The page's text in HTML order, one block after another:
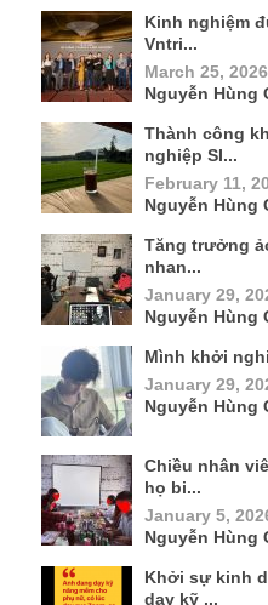
Kinh nghiệm
Vntri...
March 25, 2026
Nguyễn Hùng
Thành công
nghiệp SI...
February 11,
Nguyễn Hùng
Tăng trưởng
nhan...
January 29,
Nguyễn Hùng
Mình khởi
January 29,
Nguyễn Hùng
Chiều nhân
họ bi...
January 5,
Nguyễn Hùng
Khởi sự kinh
dạy kỹ ...